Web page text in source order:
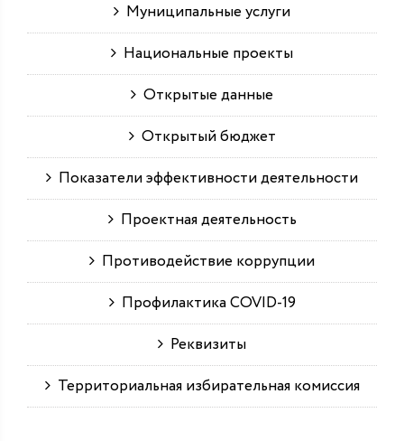
Муниципальные услуги
Национальные проекты
Открытые данные
Открытый бюджет
Показатели эффективности деятельности
Проектная деятельность
Противодействие коррупции
Профилактика COVID-19
Реквизиты
Территориальная избирательная комиссия